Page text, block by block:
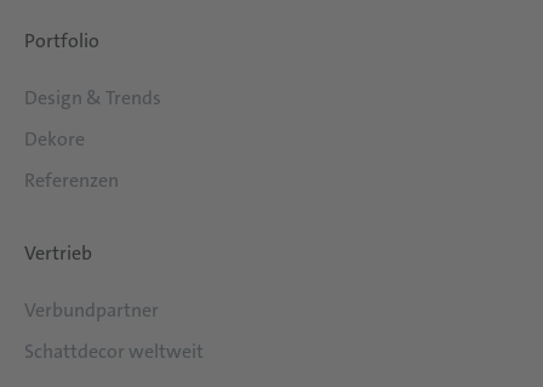
Portfolio
Design & Trends
Dekore
Referenzen
Vertrieb
Verbundpartner
Schattdecor weltweit